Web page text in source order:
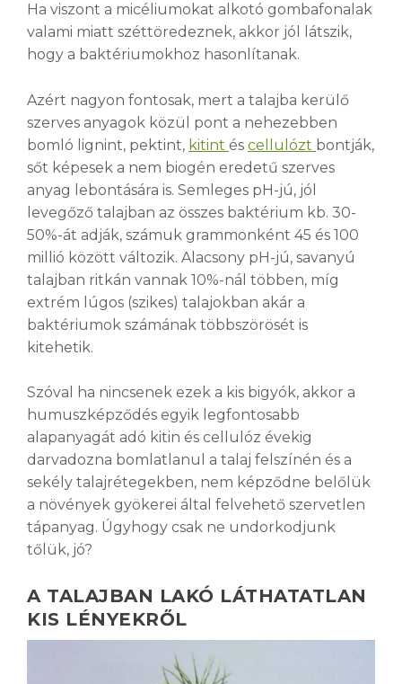
Ha viszont a micéliumokat alkotó gombafonalak
valami miatt széttöredeznek, akkor jól látszik,
hogy a baktériumokhoz hasonlítanak.
Azért nagyon fontosak, mert a talajba kerülő
szerves anyagok közül pont a nehezebben
bomló lignint, pektint, kitint és cellulózt bontják,
sőt képesek a nem biogén eredetű szerves
anyag lebontására is. Semleges pH-jú, jól
levegőző talajban az összes baktérium kb. 30-
50%-át adják, számuk grammonként 45 és 100
millió között változik. Alacsony pH-jú, savanyú
talajban ritkán vannak 10%-nál többen, míg
extrém lúgos (szikes) talajokban akár a
baktériumok számának többszörösét is
kitehetik.
Szóval ha nincsenek ezek a kis bigyók, akkor a
humuszképződés egyik legfontosabb
alapanyagát adó kitin és cellulóz évekig
darvadozna bomlatlanul a talaj felszínén és a
sekély talajrétegekben, nem képződne belőlük
a növények gyökerei által felvehető szervetlen
tápanyag. Úgyhogy csak ne undorkodjunk
tőlük, jó?
A TALAJBAN LAKÓ LÁTHATATLAN
KIS LÉNYEKRŐL